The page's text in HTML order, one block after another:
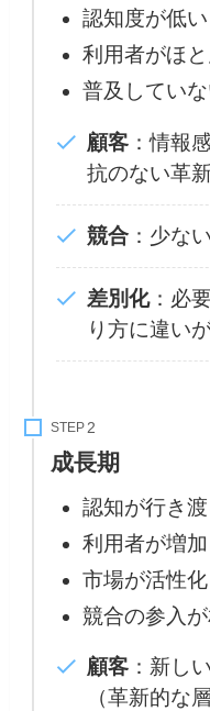
認知度が低い
利用者がほ
普及してい
顧客 ：情報
抗のない革
競合 ：少ない
差別化：必
り方に違い
STEP
成長期
認知が行き渡
利用者が増
市場が活性
競合の参入
顧客 ：新し
（革新的な